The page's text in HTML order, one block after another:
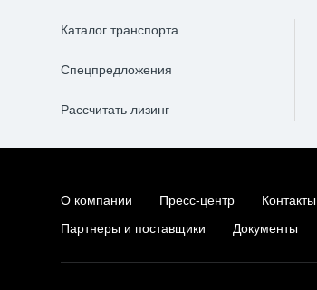
Каталог транспорта
Спецпредложения
Рассчитать лизинг
О компании Пресс-центр Контакты
Партнеры и поставщики
Документы